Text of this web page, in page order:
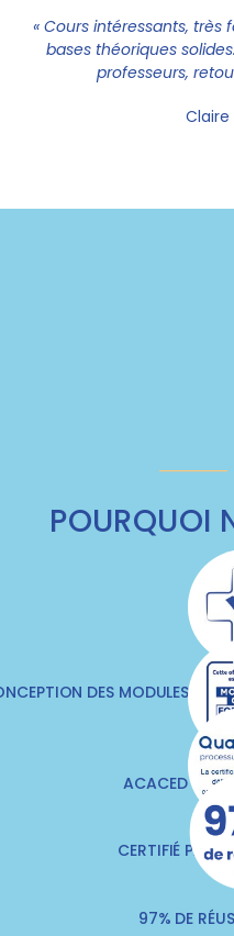
« Cours intéressants,
bases théoriques
professeurs,
POURQUOI
DES MODULES &
ACACED
CERTIFIÉ PAR
97% DE